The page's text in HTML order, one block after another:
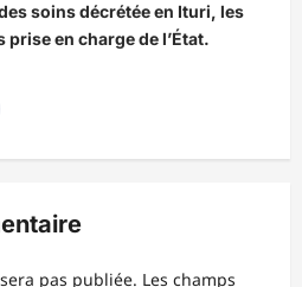
soins décrétée en Ituri, les
en charge de l’État.
pas publiée. Les champs